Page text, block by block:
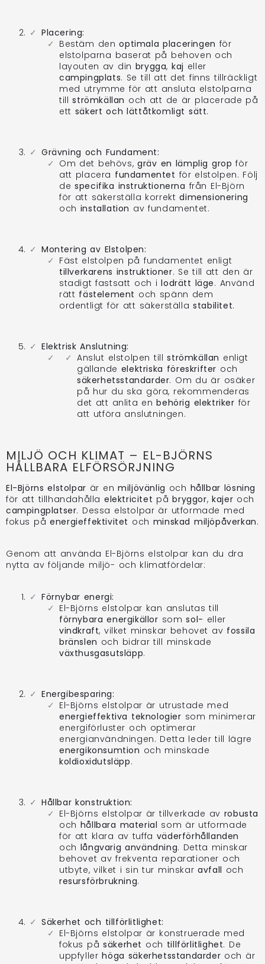
Placering:
Bestäm denoptimala placeringen för
elstolparna baserat på behoven och
layouten av din brygga,kaj eller
campingplats. Se till att det finns tillräckligt
med utrymme för att ansluta elstolparna
tillströmkällan och att de är placerade på
ett säkert och lättåtkomligt sätt.
Grävning och Fundament:
Om det behövs,gräv en lämplig grop för
att placera fundamentet för elstolpen. Följ
despecifika instruktionerna från El-Björn
för att säkerställa korrektdimensionering
och installation av fundamentet.
Montering av Elstolpen:
Fäst elstolpen på fundamentet enligt
tillverkarens instruktioner. Se till att den är
stadigt fastsatt och ilodrätt läge. Använd
rätt fästelement och spänn dem
ordentligt för att säkerställastabilitet.
Elektrisk Anslutning:
Anslut elstolpen tillströmkällan enligt
gällande elektriska föreskrifter och
säkerhetsstandarder. Om du är osäker
på hur du ska göra, rekommenderas
det att anlita enbehörig elektriker för
att utföra anslutningen.
MILJÖ OCH KLIMAT – EL-BJÖRNS
HÅLLBARA ELFÖRSÖRJNING
El-Björns elstolpar är enmiljövänlig och hållbar lösning
för att tillhandahållaelektricitet påbryggor,kajer och
campingplatser. Dessa elstolpar är utformade med
fokus påenergieffektivitet och minskad miljöpåverkan.
Genom att använda El-Björns elstolpar kan du dra
nytta av följande miljö- och klimatfördelar:
Förnybar energi:
El-Björns elstolpar kan anslutas till
förnybara energikällor somsol- eller
vindkraft, vilket minskar behovet av fossila
bränslen och bidrar till minskade
växthusgasutsläpp.
Energibesparing:
El-Björns elstolpar är utrustade med
energieffektiva teknologier som minimerar
energiförluster och optimerar
energianvändningen. Detta leder till lägre
energikonsumtion och minskade
koldioxidutsläpp.
Hållbar konstruktion:
El-Björns elstolpar är tillverkade av robusta
och hållbara material som är utformade
för att klara av tuffa väderförhållanden
och långvarig användning. Detta minskar
behovet av frekventa reparationer och
utbyte, vilket i sin tur minskaravfall och
resursförbrukning.
Säkerhet och tillförlitlighet:
El-Björns elstolpar är konstruerade med
fokus påsäkerhet och tillförlitlighet. De
uppfyllerhöga säkerhetsstandarder och är